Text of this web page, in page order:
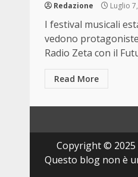
Redazione Luglio
I festival musicali
vedono
Radio Zeta con il
Read More
Copyright © 2025
Questo blog non è